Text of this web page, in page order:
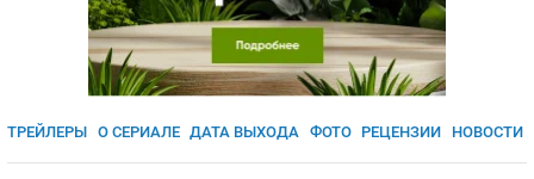
МЕЛОДРАМЫ
ИСПАНИЯ
ФРАНЦИЯ
ГЕРМАНИЯ
СВЕТСКИЕ НОВОСТИ
ТРЕЙЛЕРЫ О СЕРИАЛЕ ДАТА ВЫХОДА ФОТО РЕЦЕНЗИИ НОВОСТИ